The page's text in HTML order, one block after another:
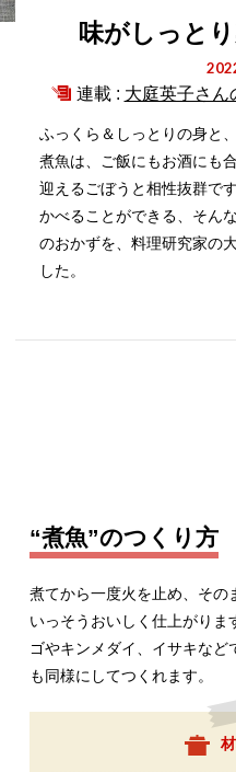
味がしっと
連載 : 大庭英子さん
ふっくら＆しっとりの身と
煮魚は、ご飯にもお酒にも
迎えるごぼうと相性抜群で
かべることができる、そん
のおかずを、料理研究家の
した。
“煮魚”のつくり方
煮てから一度火を止め、その
いっそうおいしく仕上がり
ゴやキンメダイ、イサキな
も同様にしてつくれます。